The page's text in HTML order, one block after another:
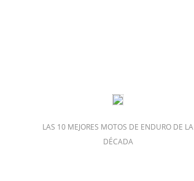
LAS 10 MEJORES MOTOS DE ENDURO DE LA
DÉCADA